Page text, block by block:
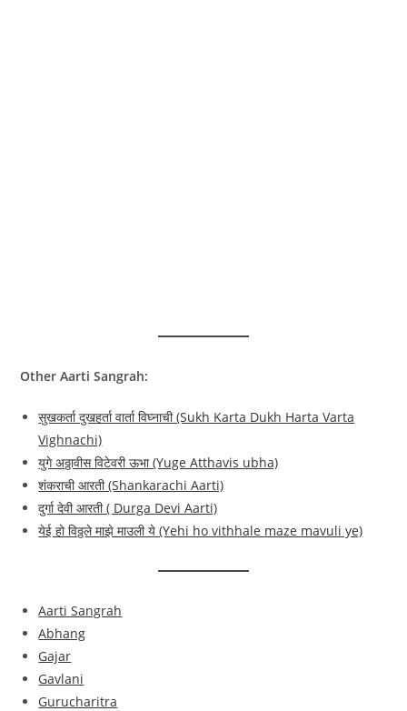
Other Aarti Sangrah:
सुखकर्ता दुखहर्ता वार्ता विघ्नाची (Sukh Karta Dukh Harta Varta
Vighnachi)
युगे अठ्ठावीस विटेवरी ऊभा (Yuge Atthavis ubha)
शंकराची आरती (Shankarachi Aarti)
दुर्गा देवी आरती ( Durga Devi Aarti)
येई हो विठ्ठले माझे माउली ये (Yehi ho vithhale maze mavuli ye)
Aarti Sangrah
Abhang
Gajar
Gavlani
Gurucharitra